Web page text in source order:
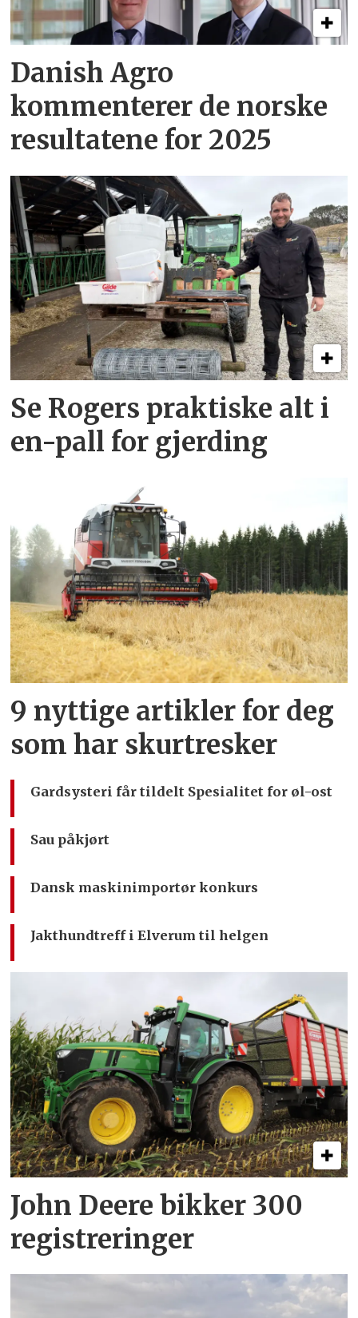
Danish Agro
kommenterer de norske
resultatene for 2025
Se Rogers praktiske alt i
en-pall for gjerding
9 nyttige artikler for deg
som har skurtresker
Gardsysteri får tildelt Spesialitet for øl-ost
Sau påkjørt
Dansk maskinimportør konkurs
Jakthundtreff i Elverum til helgen
John Deere bikker 300
registreringer